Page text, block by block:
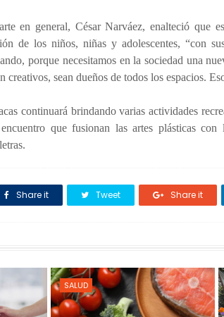
en general, César Narváez, enalteció que
de los niños, niñas y adolescentes, “con
porque necesitamos en la sociedad una
creativos, sean dueños de todos los espacios.
continuará brindando varias actividades
que fusionan las artes plásticas con
Share it Tweet Share it
SALUD